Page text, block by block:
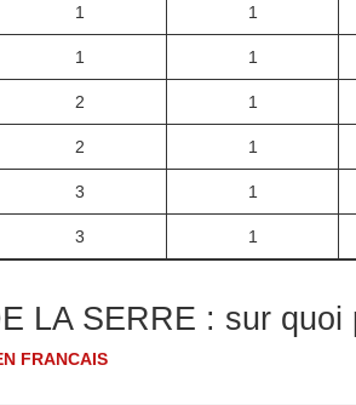
1 1
1 1
2 1
2 1
3 1
3 1
LA SERRE : sur
FRANCAIS